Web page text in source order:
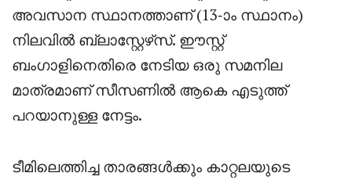
അവസാന സ്ഥാനത്താണ് (13-ാം സ്ഥാനം)
നിലവിൽ ബ്ലാസ്റ്റേഴ്‌സ്. ഈസ്റ്റ്
ബംഗാളിനെതിരെ നേടിയ ഒരു സമനില
മാത്രമാണ് സീസണിൽ ആകെ എടുത്ത്
പറയാനുള്ള നേട്ടം.
ടീമിലെത്തിച്ച താരങ്ങൾക്കും കാറ്റലയുടെ